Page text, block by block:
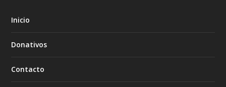
Inicio
Donativos
Contacto